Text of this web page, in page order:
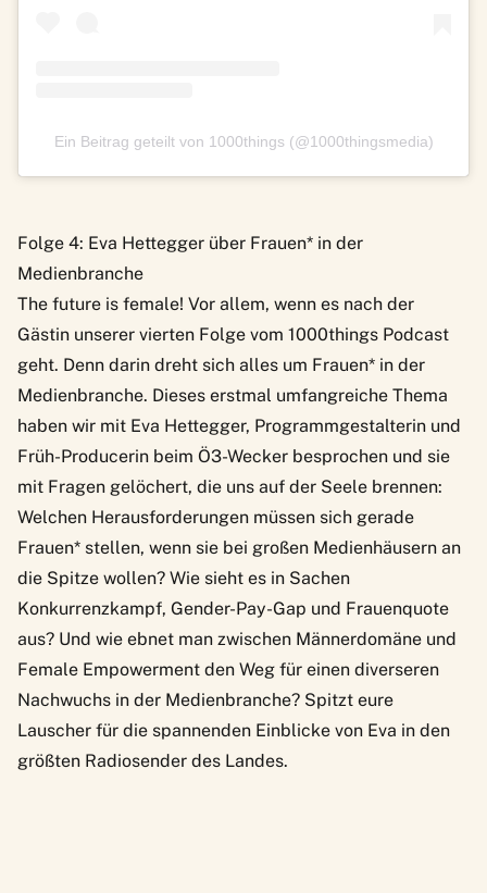
Ein Beitrag geteilt von 1000things (@1000thingsmedia)
Folge 4: Eva Hettegger über Frauen* in der
Medienbranche
The future is female! Vor allem, wenn es nach der
Gästin unserer vierten Folge vom 1000things Podcast
geht. Denn darin dreht sich alles um Frauen* in der
Medienbranche. Dieses erstmal umfangreiche Thema
haben wir mit Eva Hettegger, Programmgestalterin und
Früh-Producerin beim Ö3-Wecker besprochen und sie
mit Fragen gelöchert, die uns auf der Seele brennen:
Welchen Herausforderungen müssen sich gerade
Frauen* stellen, wenn sie bei großen Medienhäusern an
die Spitze wollen? Wie sieht es in Sachen
Konkurrenzkampf, Gender-Pay-Gap und Frauenquote
aus? Und wie ebnet man zwischen Männerdomäne und
Female Empowerment den Weg für einen diverseren
Nachwuchs in der Medienbranche? Spitzt eure
Lauscher für die spannenden Einblicke von Eva in den
größten Radiosender des Landes.